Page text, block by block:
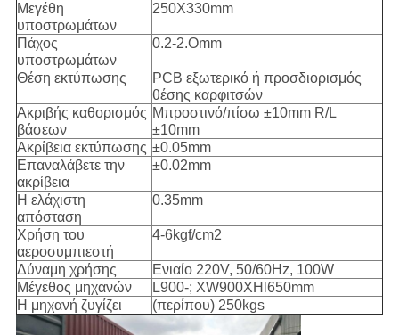
Μεγέθη
υποστρωμάτων
250X330mm
Πάχος
υποστρωμάτων
0.2-2.Omm
Θέση εκτύπωσης
PCB εξωτερικό ή προσδιορισμός
θέσης καρφιτσών
Ακριβής καθορισμός
βάσεων
Μπροστινό/πίσω ±10mm R/L
±10mm
Ακρίβεια εκτύπωσης ±0.05mm
Επαναλάβετε την
ακρίβεια
±0.02mm
Η ελάχιστη
απόσταση
0.35mm
Χρήση του
αεροσυμπιεστή
4-6kgf/cm2
Δύναμη χρήσης
Ενιαίο 220V, 50/60Hz, 100W
Μέγεθος μηχανών
L900-; XW900XHl650mm
Η μηχανή ζυγίζει
(περίπου) 250kgs